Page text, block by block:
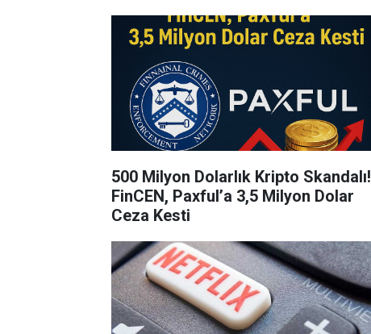
500 Milyon Dolarlık Kripto Skandalı!
FinCEN, Paxful’a 3,5 Milyon Dolar
Ceza Kesti